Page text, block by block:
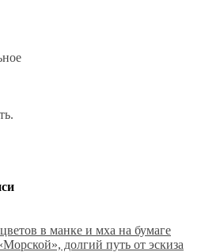
в манке и мха на бумаге
долгий путь от эскиза